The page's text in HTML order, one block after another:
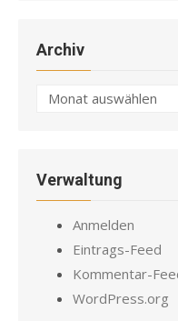
Archiv
Archiv
Verwaltung
Anmelden
Eintrags-Feed
Kommentar-
WordPress.org